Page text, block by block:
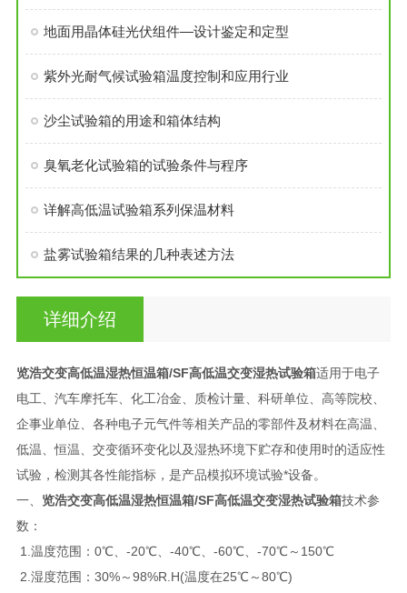
地面用晶体硅光伏组件—设计鉴定和定型
紫外光耐气候试验箱温度控制和应用行业
沙尘试验箱的用途和箱体结构
臭氧老化试验箱的试验条件与程序
详解高低温试验箱系列保温材料
盐雾试验箱结果的几种表述方法
详细介绍
览浩交变高低温湿热恒温箱/SF高低温交变湿热试验箱适用于电子
电工、汽车摩托车、化工冶金、质检计量、科研单位、高等院校、
企事业单位、各种电子元气件等相关产品的零部件及材料在高温、
低温、恒温、交变循环变化以及湿热环境下贮存和使用时的适应性
试验，检测其各性能指标，是产品模拟环境试验*设备。
一、 览浩交变高低温湿热恒温箱/SF高低温交变湿热试验箱技术参
数：
1.温度范围：0℃、-20℃、-40℃、-60℃、-70℃～150℃
2.湿度范围：30%～98%R.H(温度在25℃～80℃)